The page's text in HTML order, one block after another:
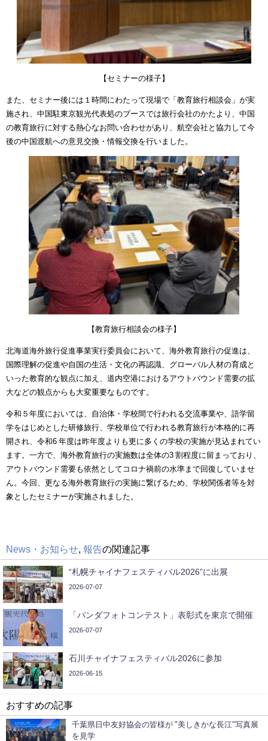
【セミナーの様子】
また、セミナー後には１時間にわたって現場で「教育旅行相談会」が実
施され、中国駐東京観光代表処のブースでは旅行会社のかたより、中国
の教育旅行に対する熱心なお問い合わせがあり、航空会社と協力して今
後の中国渡航への意見交換・情報交換を行いました。
【教育旅行相談会の様子】
北海道海外旅行促進事業実行委員会において、海外教育旅行の促進は、
国際理解の促進や自国の生活・文化の再認識、グローバル人材の育成と
いった教育的な観点に加え、道内空港におけるアウトバウンド需要の拡
大などの観点からも大変重要なものです。
令和５年度においては、自治体・学校間で行われる交流事業や、語学留
学をはじめとした研修旅行、学校単位で行われる教育旅行が本格的に再
開され、令和6 年度は昨年度よりも更に多くの学校の実施が見込まれてい
ます。一方で、海外教育旅行の実施数は全体の3 割程度に留まっており、
アウトバウンド需要も依然としてコロナ禍前の水準まで回復していませ
ん。今回、更なる海外教育旅行の実施に繋げるため、学校関係者等を対
象としたセミナーが実施されました。
News・お知らせ 報告の関連記事
“札幌チャイナフェスティバル2026”に出展
2026-07-07
「パンダフォトコンテスト」表彰式を東京で開催
2026-07-07
石川チャイナフェスティバル2026に参加
2026-06-15
おすすめの記事
千葉県日中友好協会の皆様が "美しきかな長江"写真展
を見学